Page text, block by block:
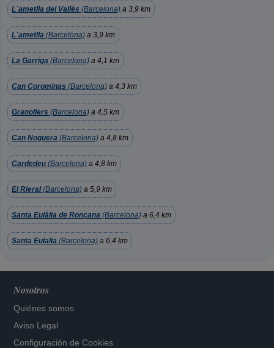
L´ametlla del Vallès (Barcelona) a 3,9 km
L´ametlla (Barcelona) a 3,9 km
La Garriga (Barcelona) a 4,1 km
Can Corominas (Barcelona) a 4,3 km
Granollers (Barcelona) a 4,5 km
Can Noguera (Barcelona) a 4,8 km
Cardedeu (Barcelona) a 4,8 km
El Rieral(Barcelona) a 5,9 km
Santa Eulàlia de Ronçana (Barcelona) a 6,4 km
Santa Eulalia (Barcelona) a 6,4 km
Nosotros
Quiénes somos
Aviso Legal
Configuración de Cookies